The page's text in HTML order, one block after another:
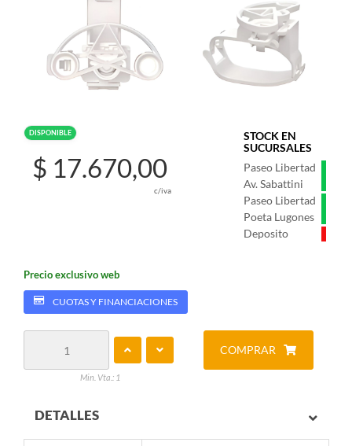
DISPONIBLE
STOCK EN
SUCURSALES
Paseo Libertad
Av. Sabattini
Paseo Libertad
Poeta Lugones
Deposito
$ 17.670,00
c/iva
Precio exclusivo web
CUOTAS Y FINANCIACIONES
Min. Vta.: 1
COMPRAR
DETALLES